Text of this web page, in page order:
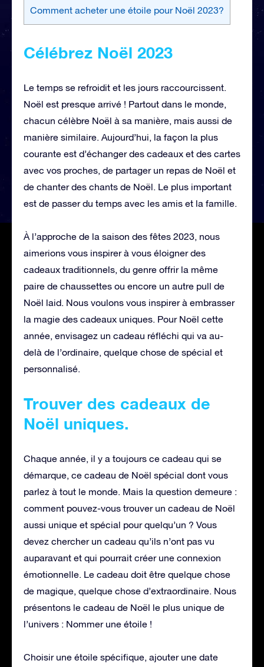
Comment acheter une étoile pour Noël 2023?
Célébrez Noël 2023
Le temps se refroidit et les jours raccourcissent.
Noël est presque arrivé ! Partout dans le monde,
chacun célèbre Noël à sa manière, mais aussi de
manière similaire. Aujourd’hui, la façon la plus
courante est d’échanger des cadeaux et des cartes
avec vos proches, de partager un repas de Noël et
de chanter des chants de Noël. Le plus important
est de passer du temps avec les amis et la famille.
À l’approche de la saison des fêtes 2023, nous
aimerions vous inspirer à vous éloigner des
cadeaux traditionnels, du genre offrir la même
paire de chaussettes ou encore un autre pull de
Noël laid. Nous voulons vous inspirer à embrasser
la magie des cadeaux uniques. Pour Noël cette
année, envisagez un cadeau réfléchi qui va au-
delà de l’ordinaire, quelque chose de spécial et
personnalisé.
Trouver des cadeaux de
Noël uniques.
Chaque année, il y a toujours ce cadeau qui se
démarque, ce cadeau de Noël spécial dont vous
parlez à tout le monde. Mais la question demeure :
comment pouvez-vous trouver un cadeau de Noël
aussi unique et spécial pour quelqu’un ? Vous
devez chercher un cadeau qu’ils n’ont pas vu
auparavant et qui pourrait créer une connexion
émotionnelle. Le cadeau doit être quelque chose
de magique, quelque chose d’extraordinaire. Nous
présentons le cadeau de Noël le plus unique de
l’univers : Nommer une étoile !
Choisir une étoile spécifique, ajouter une date